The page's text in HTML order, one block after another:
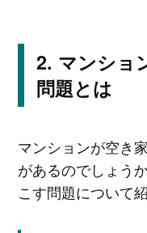
マンショ
問題とは
マンションが空き
があるのでしょう
こす問題について